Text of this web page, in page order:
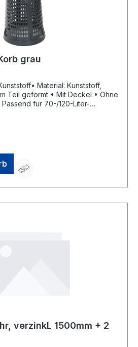
grau
Material: Kunststoff,
• Mit Deckel • Ohne
verzinkL 1500mm + 2